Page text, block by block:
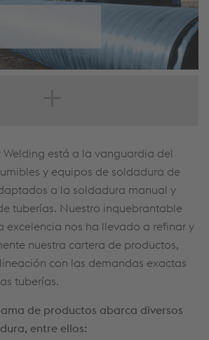
está a la vanguardia del
y equipos de soldadura de
a la soldadura manual y
tuberías. Nuestro inquebrantable
excelencia nos ha llevado a refinar y
nuestra cartera de productos,
con las demandas exactas
tuberías.
de productos abarca diversos
entre ellos: